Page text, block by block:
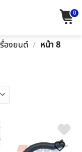
0
องยนต์ / หน้า 8